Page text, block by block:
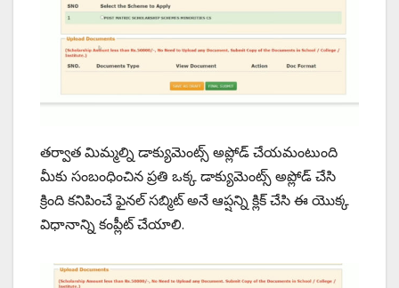
తర్వాత మిమ్మల్ని డాక్యుమెంట్స్ అప్లోడ్ చేయమంటుంది
మీకు సంబంధించిన ప్రతి ఒక్క డాక్యుమెంట్స్ అప్లోడ్ చేసి
క్రింది కనిపించే ఫైనల్ సబ్మిట్ అనే ఆప్షన్ని క్లిక్ చేసి ఈ యొక్క
విధానాన్ని కంప్లీట్ చేయాలి.